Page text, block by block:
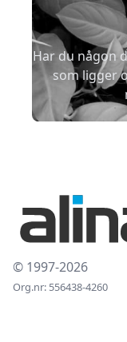
Har du någon
som ligger
© 1997-2026
Org.nr: 556438-4260